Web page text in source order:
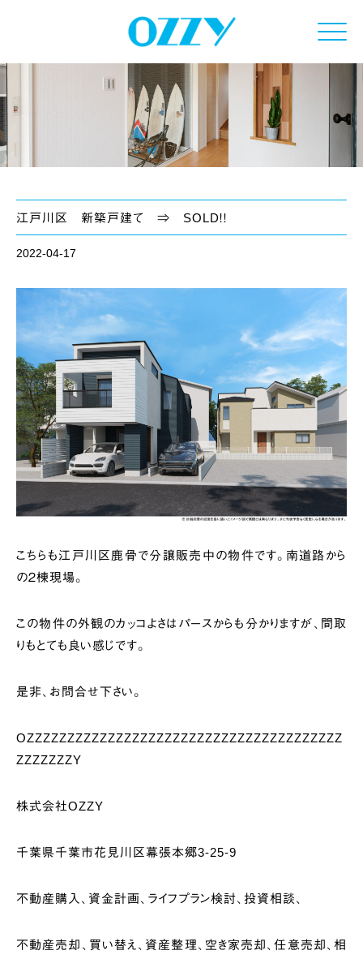
Click
江戸川区 新築戸建て ⇒ SOLD！！
2022-04-17
こちらも江戸川区鹿骨で分譲販売中の物件です。南道路から
の２棟現場。
この物件の外観のカッコよさはパースからも分かりますが、間取
りもとても良い感じです。
是非、お問合せ下さい。
OZZZZZZZZZZZZZZZZZZZZZZZZZZZZZZZZZZZZZZZ
ZZZZZZZY
株式会社OZZY
千葉県千葉市花見川区幕張本郷3-25-9
不動産購入、資金計画、ライフプラン検討、投資相談、
不動産売却、買い替え、資産整理、空き家売却、任意売却、相